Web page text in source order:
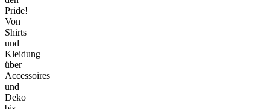
Pride!
Von
Shirts
und
Kleidung
über
Accessoires
und
Deko